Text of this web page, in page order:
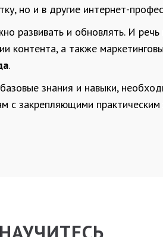
но и в другие интернет-
развивать и обновлять. И речь
контента, а также
.
знания и навыки,
с закрепляющими